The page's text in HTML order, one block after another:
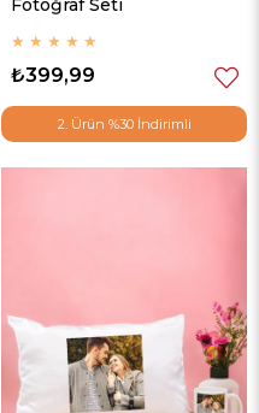
Fotoğraf Seti
★ ★ ★ ★ ★
₺399,99
2. Ürün %30 İndirimli